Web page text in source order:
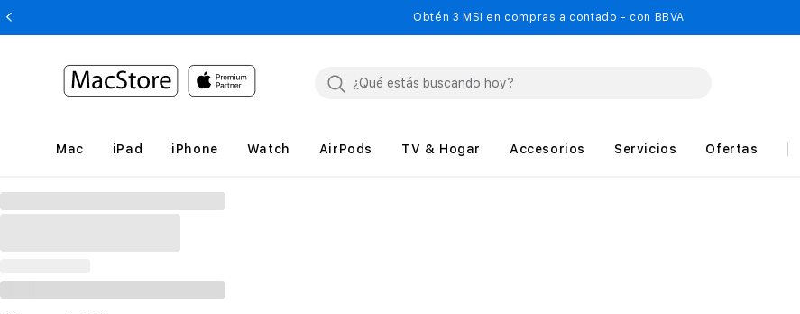
Obtén 3 MSI en compras a contado - con BBVA
Mac iPad iPhone Watch AirPods TV & Hogar Accesorios Servicios Ofertas